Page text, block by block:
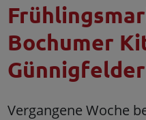
Bochumer
Vergangene Woche